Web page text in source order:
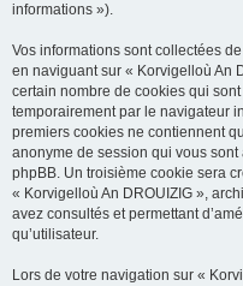
informations »).
Vos informations sont collectées
en naviguant sur « Korvigelloù An
certain nombre de cookies qui
temporairement par le navigateur
premiers cookies ne contiennent
anonyme de session qui vous
phpBB. Un troisième cookie sera
« Korvigelloù An DROUIZIG »,
avez consultés et permettant
qu’utilisateur.
Lors de votre navigation sur «